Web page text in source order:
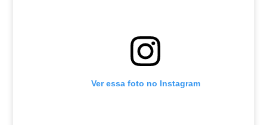
Ver essa foto no Instagram